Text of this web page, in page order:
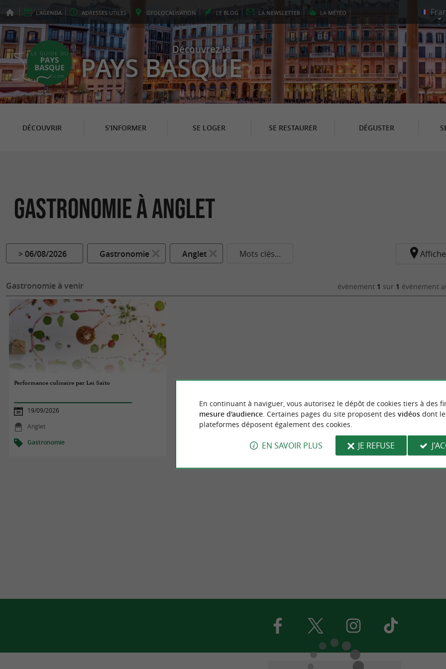
L'AGENDA ADRESSES UTILES GEOLOCALISATION LE BLOG LA NEWSLETTER LA MÉTÉO
Découvrez le
PAYS BASQUE
DÉCOUVRIR S'INFORMER SE LOGER SE RESTAURER DÉGUSTER
Gastronomie à Anglet
> 06/08/2026 Gastronomie Anglet Mots clés...
Gastronomie à venir évènement 1 sur 1 évènement
Performance culinaire par Lei Saïto
19/09/2026
Anglet
Gastronomie
En continuant à naviguer, vous autorisez le dépôt de cookies tiers à des
mesure d'audience. Certaines pages du site proposent des vidéosdont
plateformes déposent également des cookies.
EN SAVOIR PLUS JE REFUSE